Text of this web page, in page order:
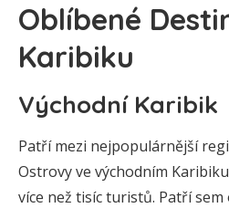
Oblíbené
Karibiku
Východní Karibik
Patří mezi nejpopulárnější
Ostrovy ve východním
více než tisíc turistů. Patří